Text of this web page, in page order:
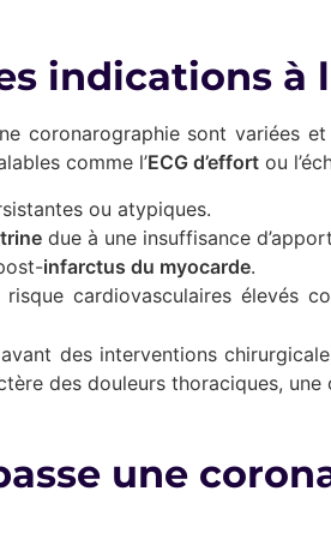
indications à
coronarographie sont variées
comme l’ECG d’effort ou
ou atypiques.
due à une insuffisance
infarctus du myocarde.
cardiovasculaires élevés
des interventions
des douleurs thoraciques,
une